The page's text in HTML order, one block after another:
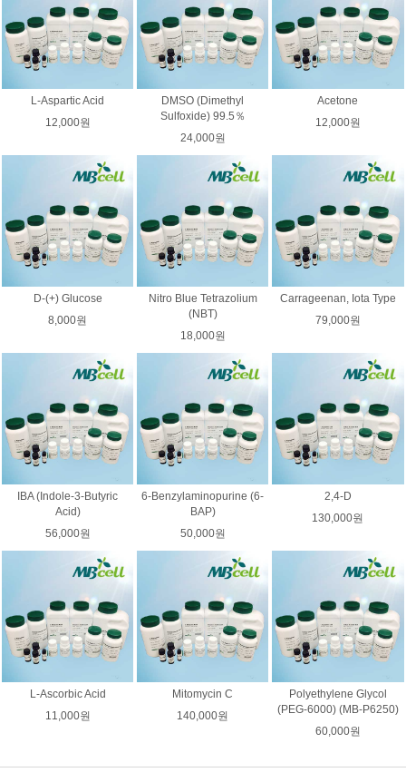
L-Aspartic Acid
12,000원
DMSO (Dimethyl
Sulfoxide) 99.5％
24,000원
Acetone
12,000원
D-(+) Glucose
8,000원
Nitro Blue Tetrazolium
(NBT)
18,000원
Carrageenan, Iota Type
79,000원
IBA (Indole-3-Butyric
Acid)
56,000원
6-Benzylaminopurine (6-
BAP)
50,000원
2,4-D
130,000원
L-Ascorbic Acid
11,000원
Mitomycin C
140,000원
Polyethylene Glycol
(PEG-6000) (MB-P6250)
60,000원